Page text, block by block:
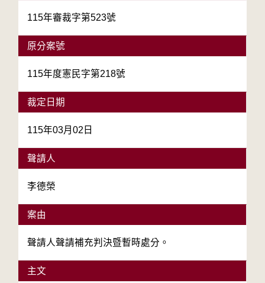
115年審裁字第523號
原分案號
115年度憲民字第218號
裁定日期
115年03月02日
聲請人
李德榮
案由
聲請人聲請補充判決暨暫時處分。
主文